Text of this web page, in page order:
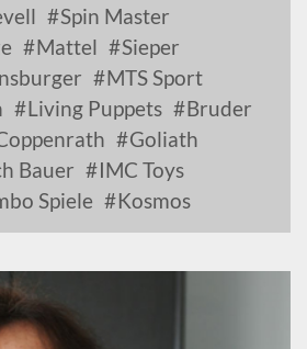
Spin Master
Mattel
Sieper
MTS Sport
Living Puppets
Bruder
Goliath
Bauer
IMC Toys
Spiele Kosmos